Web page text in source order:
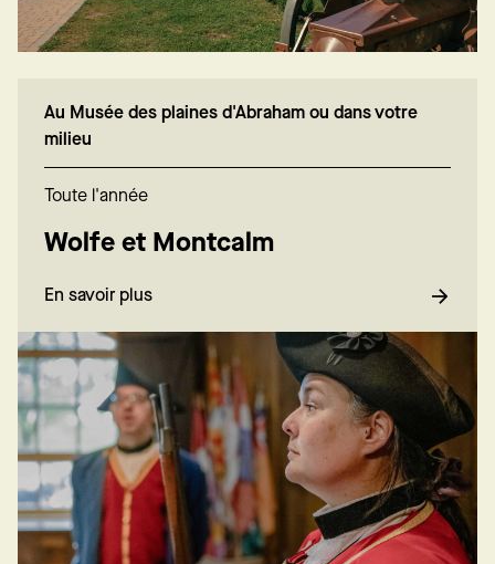
Au Musée des plaines d'Abraham ou dans votre
milieu
Toute l'année
Wolfe et Montcalm
En savoir plus